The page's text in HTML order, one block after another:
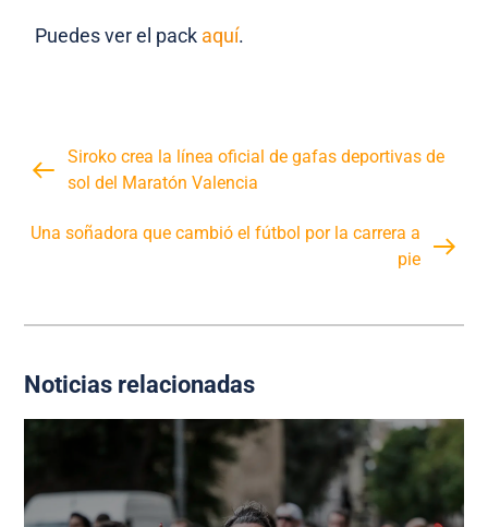
Puedes ver el pack aquí.
Siroko crea la línea oficial de gafas deportivas de
sol del Maratón Valencia
Una soñadora que cambió el fútbol por la carrera a
pie
Noticias relacionadas